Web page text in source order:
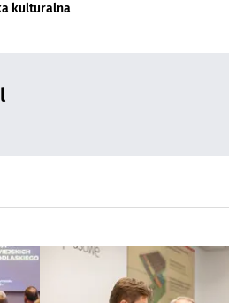
kulturalna